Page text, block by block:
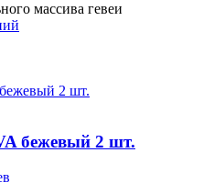
массива гевеи
бежевый 2 шт.